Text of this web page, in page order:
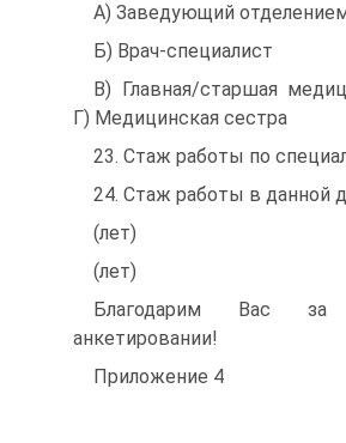
А) Заведующий
Б) Врач-специалист
В) Главная/старшая
Г) Медицинская сестра
23. Стаж работы по
24. Стаж работы в данной
(лет)
(лет)
Благодарим Вас
анкетировании!
Приложение 4